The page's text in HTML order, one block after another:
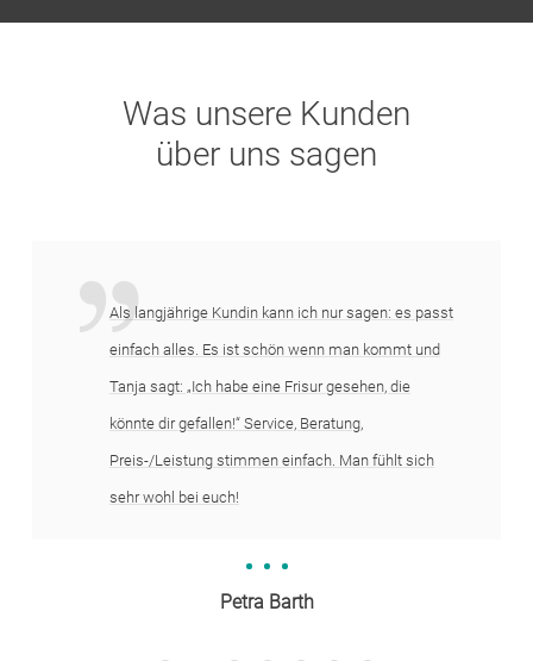
Was unsere Kunden
über uns sagen
Als langjährige Kundin kann ich nur sagen: es passt
einfach alles. Es ist schön wenn man kommt und
Tanja sagt: „Ich habe eine Frisur gesehen, die
könnte dir gefallen!“ Service, Beratung,
Preis-/Leistung stimmen einfach. Man fühlt sich
sehr wohl bei euch!
Petra Barth